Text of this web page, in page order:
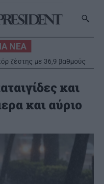
ΝΕΑ
ζέστης με 36,9 βαθμούς
και
και αύριο